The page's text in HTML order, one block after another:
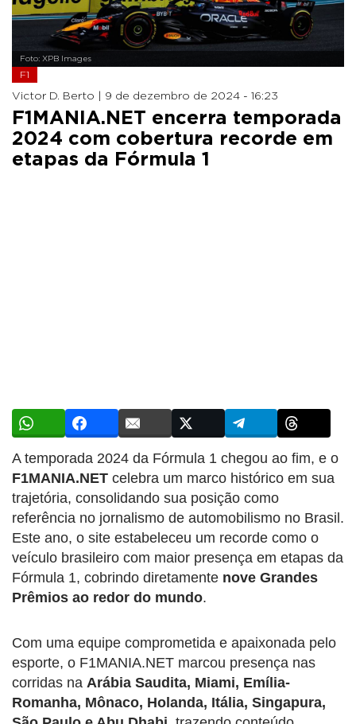
Foto: XPB Images
F1
Victor D. Berto | 9 de dezembro de 2024 - 16:23
F1MANIA.NET encerra temporada
2024 com cobertura recorde em
etapas da Fórmula 1
A temporada 2024 da Fórmula 1 chegou ao fim, e o
F1MANIA.NET celebra um marco histórico em sua
trajetória, consolidando sua posição como
referência no jornalismo de automobilismo no Brasil.
Este ano, o site estabeleceu um recorde como o
veículo brasileiro com maior presença em etapas da
Fórmula 1, cobrindo diretamente nove Grandes
Prêmios ao redor do mundo.
Com uma equipe comprometida e apaixonada pelo
esporte, o F1MANIA.NET marcou presença nas
corridas na Arábia Saudita, Miami, Emília-
Romanha, Mônaco, Holanda, Itália, Singapura,